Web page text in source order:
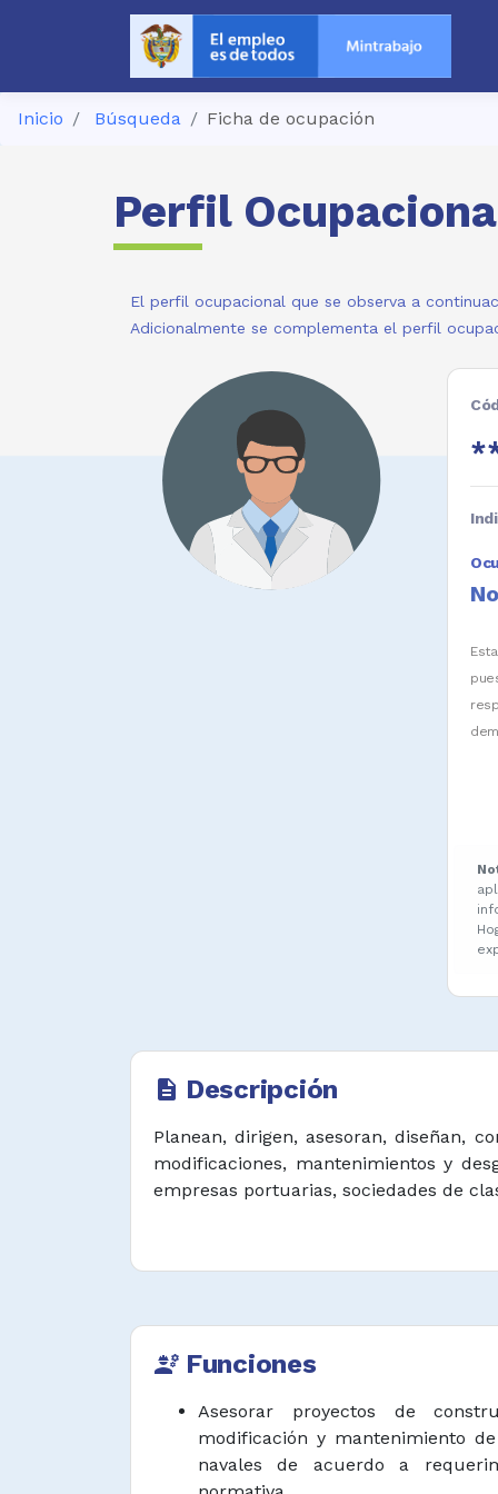
Inicio Búsqueda Ficha de ocupación
Perfil
El perfil ocupacional que se observa a
Adicionalmente se complementa el perfil
description Descripción
Planean, dirigen, asesoran, diseñan,
modificaciones, mantenimientos y
empresas portuarias, sociedades de
engineering Funciones
Asesorar proyectos de
modificación y mantenimiento
navales de acuerdo a